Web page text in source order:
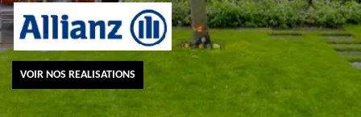
VOIR NOS REALISATIONS